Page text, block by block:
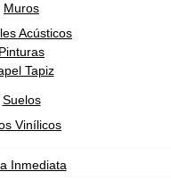
Muros
Acústicos
Pinturas
Tapiz
Suelos
Vinílicos
Inmediata